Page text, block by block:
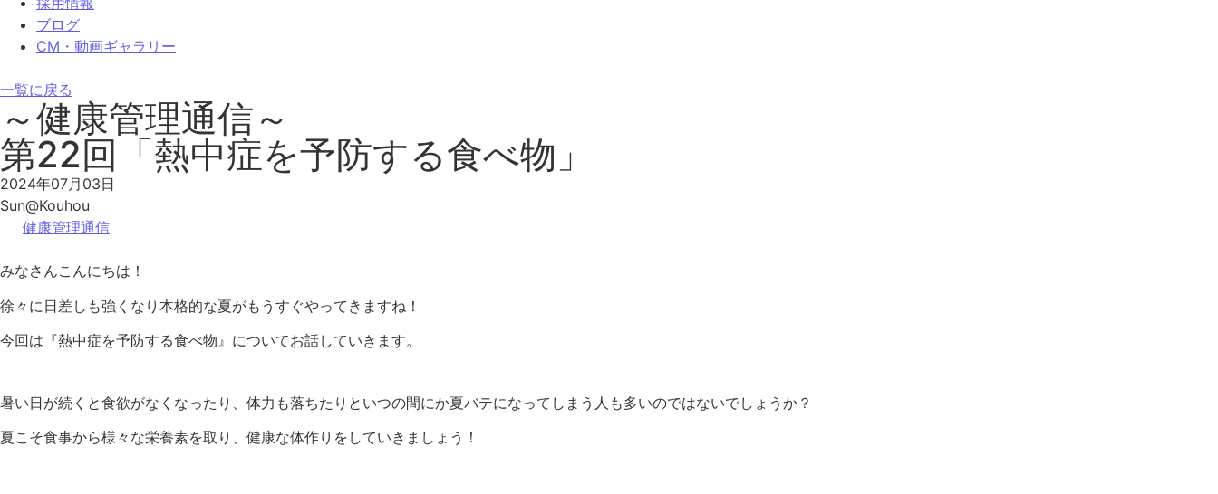
ブログ
CM・動画ギャラリー
一覧に戻る
～健康管理通信～
第22回「熱中症を予防する食べ物」
2024年07月03日
Sun@Kouhou
健康管理通信
みなさんこんにちは！
徐々に日差しも強くなり本格的な夏がもうすぐやってきますね！
今回は『熱中症を予防する食べ物』についてお話していきます。
暑い日が続くと食欲がなくなったり、体力も落ちたりといつの間にか夏バテになってしまう人も多いのではないでしょうか？
夏こそ食事から様々な栄養素を取り、健康な体作りをしていきましょう！